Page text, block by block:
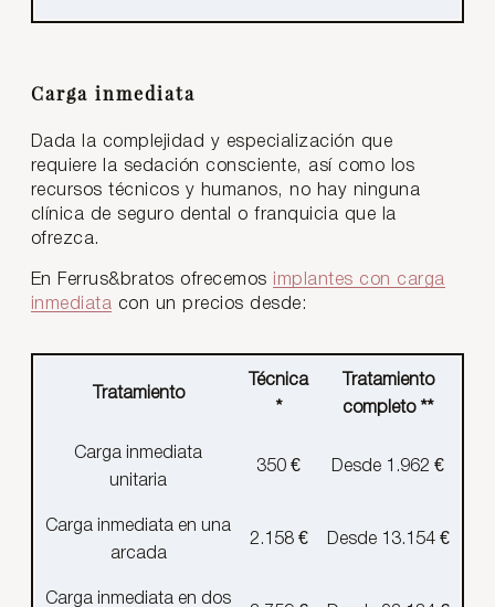
Carga inmediata
Dada la complejidad y especialización que
requiere la sedación consciente, así como los
recursos técnicos y humanos, no hay ninguna
clínica de seguro dental o franquicia que la
ofrezca.
En Ferrus&bratos ofrecemos implantes con carga
inmediata con un precios desde:
Tratamiento
Técnica
*
Tratamiento
completo **
Carga inmediata
unitaria
350 € Desde 1.962 €
Carga inmediata en una
arcada
2.158 € Desde 13.154€
Carga inmediata en dos